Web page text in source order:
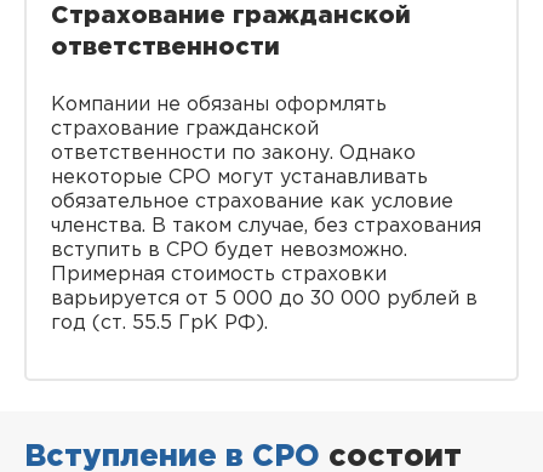
Страхование гражданской
ответственности
Компании не обязаны оформлять
страхование гражданской
ответственности по закону. Однако
некоторые СРО могут устанавливать
обязательное страхование как условие
членства. В таком случае, без страхования
вступить в СРО будет невозможно.
Примерная стоимость страховки
варьируется от 5 000 до 30 000 рублей в
год (ст. 55.5 ГрК РФ).
Вступление в СРО состоит